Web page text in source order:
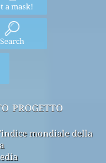
a mask!
Search
progetto
mondiale della